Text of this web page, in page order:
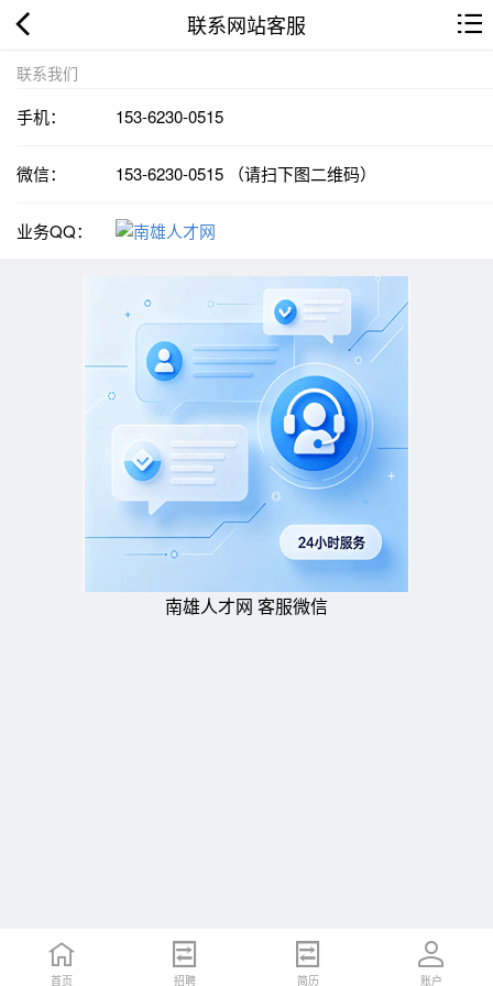
联系网站客服
联系我们
手机： 153-6230-0515
微信： 153-6230-0515 （请扫下图二维码）
业务QQ：
南雄人才网 客服微信
首页 招聘 简历 账户